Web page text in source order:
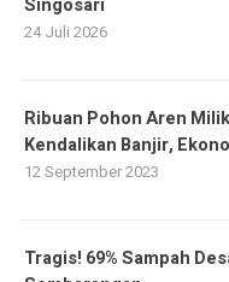
Singosari
24 Juli 2026
Ribuan Pohon Aren
Kendalikan Banjir,
12 September 2023
Tragis! 69% Sampah